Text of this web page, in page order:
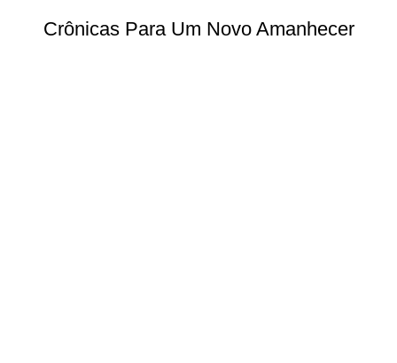
Crônicas Para Um Novo Amanhecer